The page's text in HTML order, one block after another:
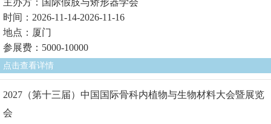
主办方：国际假肢与矫形器学会
时间：2026-11-14-2026-11-16
地点：厦门
参展费：5000-10000
点击查看详情
2027（第十三届）中国国际骨科内植物与生物材料大会暨展览
会